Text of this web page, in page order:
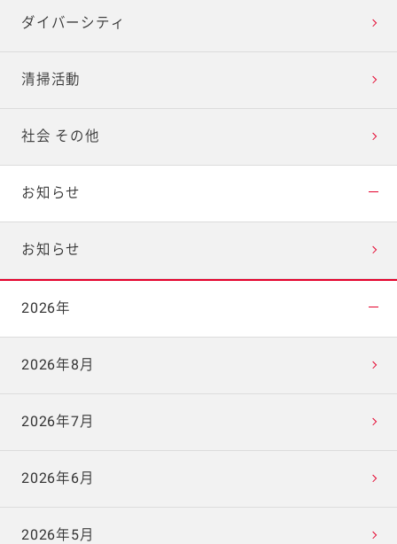
ダイバーシティ
清掃活動
社会 その他
お知らせ
お知らせ
2026年
2026年8月
2026年7月
2026年6月
2026年5月